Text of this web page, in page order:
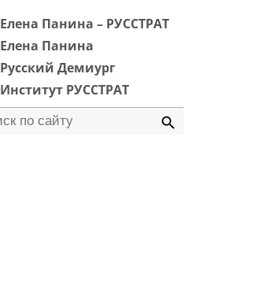
Елена Панина – РУССТРАТ
Елена Панина
Русский Демиург
Институт РУССТРАТ